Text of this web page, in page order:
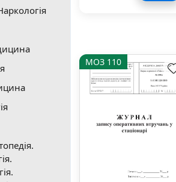
МОЗ 110